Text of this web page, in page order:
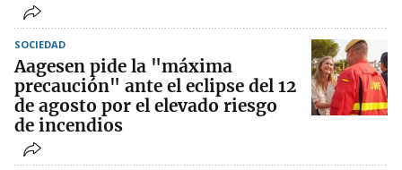
SOCIEDAD
Aagesen pide la "máxima
precaución" ante el eclipse del 12
de agosto por el elevado riesgo
de incendios